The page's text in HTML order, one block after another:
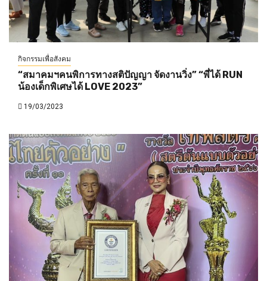
กิจกรรมเพื่อสังคม
“สมาคมฯคนพิการทางสติปัญญา จัดงานวิ่ง” “พี่ได้ RUN
น้องเด็กพิเศษได้ LOVE 2023”
19/03/2023